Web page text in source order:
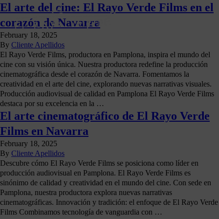
El arte del cine: El Rayo Verde Films en el
corazón de Navarra
February 18, 2025
By Cliente Apellidos
El Rayo Verde Films, productora en Pamplona, inspira el mundo del
cine con su visión única. Nuestra productora redefine la producción
cinematográfica desde el corazón de Navarra. Fomentamos la
creatividad en el arte del cine, explorando nuevas narrativas visuales.
Producción audiovisual de calidad en Pamplona El Rayo Verde Films
destaca por su excelencia en la …
El arte cinematográfico de El Rayo Verde
Films en Navarra
February 18, 2025
By Cliente Apellidos
Descubre cómo El Rayo Verde Films se posiciona como líder en
producción audiovisual en Pamplona. El Rayo Verde Films es
sinónimo de calidad y creatividad en el mundo del cine. Con sede en
Pamplona, nuestra productora explora nuevas narrativas
cinematográficas. Innovación y tradición: el enfoque de El Rayo Verde
Films Combinamos tecnología de vanguardia con …